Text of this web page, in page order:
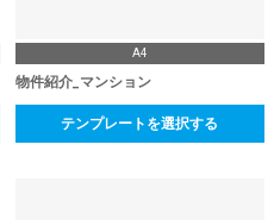
A4
物件紹介_マンション
テンプレートを選択する